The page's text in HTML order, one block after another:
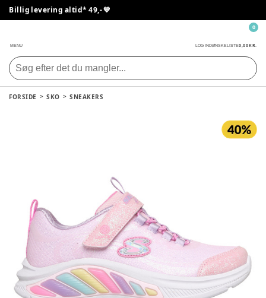
Billig levering altid* 49,- 💙
MENU LOG INDØNSKELISTE0,00 KR.
0
FORSIDE SKO SNEAKERS